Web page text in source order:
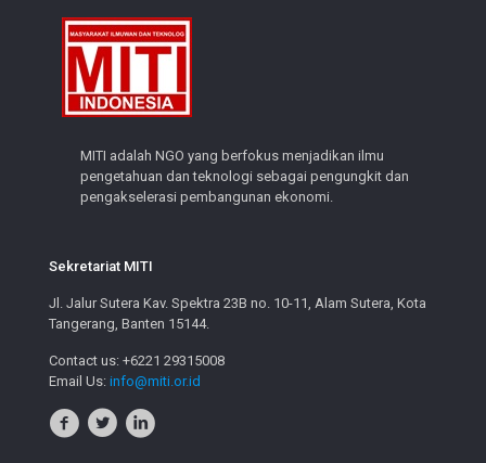
MITI adalah NGO yang berfokus menjadikan ilmu
pengetahuan dan teknologi sebagai pengungkit dan
pengakselerasi pembangunan ekonomi.
Sekretariat MITI
Jl. Jalur Sutera Kav. Spektra 23B no. 10-11, Alam Sutera, Kota
Tangerang, Banten 15144.
Contact us: +6221 29315008
Email Us: info@miti.or.id